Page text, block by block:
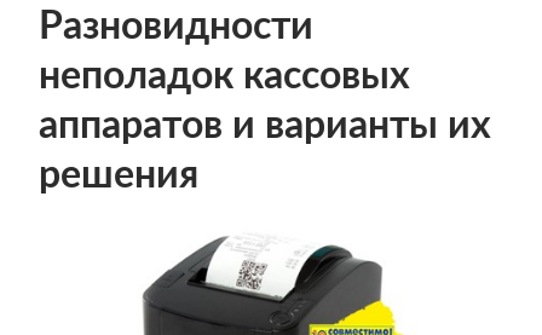
Разновидности
неполадок кассовых
аппаратов и варианты их
решения